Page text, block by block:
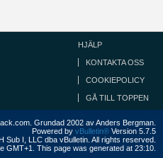
HJÄLP
KONTAKTA OSS
COOKIEPOLICY
GÅ TILL TOPPEN
Grundad 2002 av Anders Bergman.
Powered by vBulletin® Version 5.7.5
Sub I, LLC dba vBulletin. All rights reserved.
GMT+1. This page was generated at 23:10.